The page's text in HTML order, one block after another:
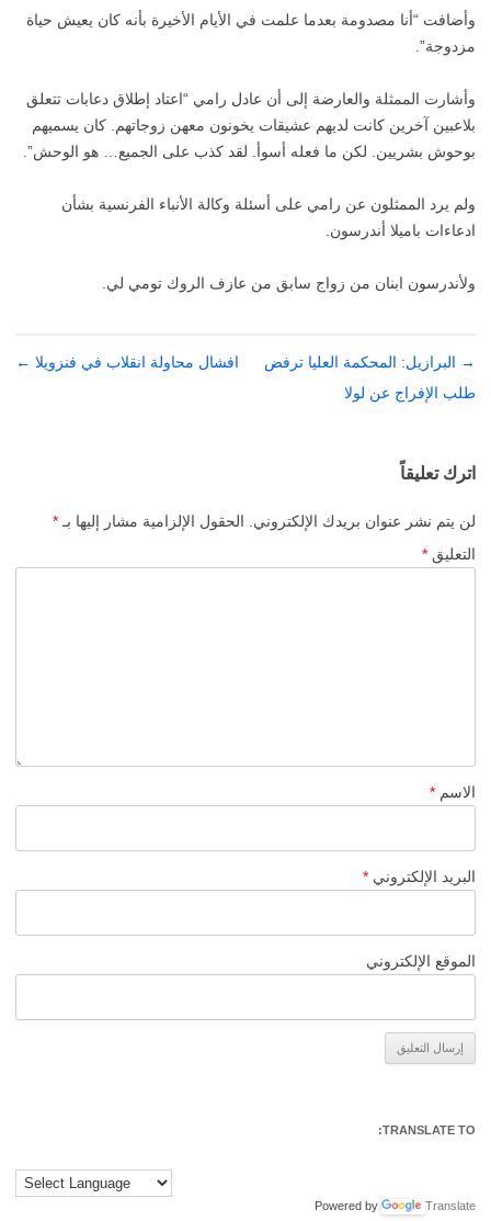
وأضافت “أنا مصدومة بعدما علمت في الأيام الأخيرة بأنه كان يعيش حياة
مزدوجة”.
وأشارت الممثلة والعارضة إلى أن عادل رامي “اعتاد إطلاق دعابات تتعلق
بلاعبين آخرين كانت لديهم عشيقات يخونون معهن زوجاتهم. كان يسميهم
بوحوش بشريين. لكن ما فعله أسوأ. لقد كذب على الجميع… هو الوحش”.
ولم يرد الممثلون عن رامي على أسئلة وكالة الأنباء الفرنسية بشأن
ادعاءات باميلا أندرسون.
ولأندرسون ابنان من زواج سابق من عازف الروك تومي لي.
تصفّح
المقالات
→ البرازيل: المحكمة العليا ترفض
طلب الإفراج عن لولا
افشال محاولة انقلاب في فنزويلا ←
اترك تعليقاً
لن يتم نشر عنوان بريدك الإلكتروني. الحقول الإلزامية مشار إليها بـ *
التعليق *
الاسم *
البريد الإلكتروني *
الموقع الإلكتروني
TRANSLATE TO:
Powered by Translate